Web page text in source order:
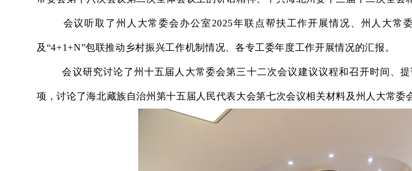
会议听取了州人大常委会办公室2025年联点帮扶工作开展情况、州人大常
及“4+1+N”包联推动乡村振兴工作机制情况、各专工委年度工作开展情况的汇报。
会议研究讨论了州十五届人大常委会第三十二次会议建议议程和召开时间、提
项，讨论了海北藏族自治州第十五届人民代表大会第七次会议相关材料及州人大常委